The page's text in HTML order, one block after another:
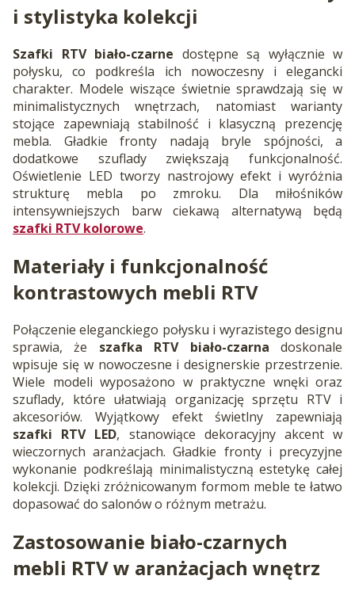
i stylistyka kolekcji
Szafki RTV biało-czarne dostępne są wyłącznie w
połysku, co podkreśla ich nowoczesny i elegancki
charakter. Modele wiszące świetnie sprawdzają się w
minimalistycznych wnętrzach, natomiast warianty
stojące zapewniają stabilność i klasyczną prezencję
mebla. Gładkie fronty nadają bryle spójności, a
dodatkowe szuflady zwiększają funkcjonalność.
Oświetlenie LED tworzy nastrojowy efekt i wyróżnia
strukturę mebla po zmroku. Dla miłośników
intensywniejszych barw ciekawą alternatywą będą
szafki RTV kolorowe.
Materiały i funkcjonalność
kontrastowych mebli RTV
Połączenie eleganckiego połysku i wyrazistego designu
sprawia, że szafka RTV biało-czarna doskonale
wpisuje się w nowoczesne i designerskie przestrzenie.
Wiele modeli wyposażono w praktyczne wnęki oraz
szuflady, które ułatwiają organizację sprzętu RTV i
akcesoriów. Wyjątkowy efekt świetlny zapewniają
szafki RTV LED, stanowiące dekoracyjny akcent w
wieczornych aranżacjach. Gładkie fronty i precyzyjne
wykonanie podkreślają minimalistyczną estetykę całej
kolekcji. Dzięki zróżnicowanym formom meble te łatwo
dopasować do salonów o różnym metrażu.
Zastosowanie biało-czarnych
mebli RTV w aranżacjach wnętrz